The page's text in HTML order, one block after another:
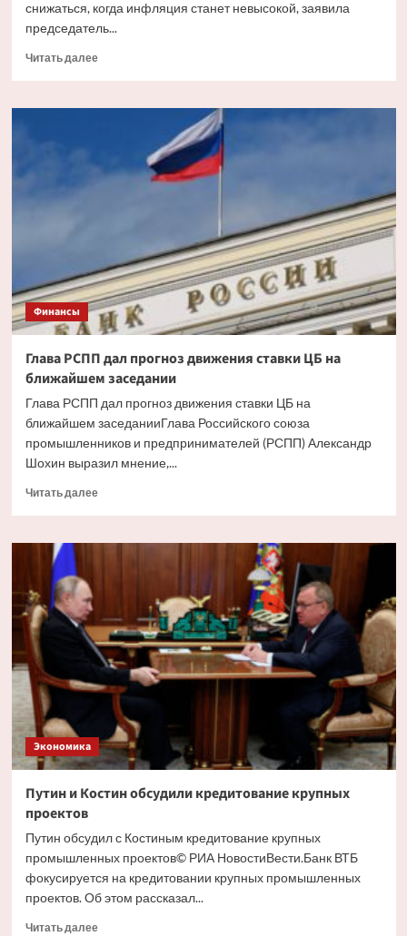
снижаться, когда инфляция станет невысокой, заявила
председатель...
Читать далееПрочитать
Набиуллина:
доступнее
со
Финансы
Глава РСПП дал прогноз движения ставки ЦБ на
ближайшем заседании
Глава РСПП дал прогноз движения ставки ЦБ на
ближайшем заседанииГлава Российского союза
промышленников и предпринимателей (РСПП) Александр
Шохин выразил мнение,...
Читать далееПрочитать
Глава
движения
ставки
ЦБ
на
ближайшем
заседании
Экономика
Путин и Костин обсудили кредитование крупных
проектов
Путин обсудил с Костиным кредитование крупных
промышленных проектов© РИА НовостиВести.Банк ВТБ
фокусируется на кредитовании крупных промышленных
проектов. Об этом рассказал...
Читать далееПрочитать